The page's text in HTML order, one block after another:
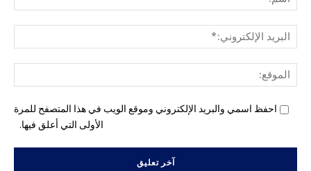
احفظ اسمي والبريد الإلكتروني وموقع الويب في هذا المتصفح للمرة
الأولى التي أعلق فيها.